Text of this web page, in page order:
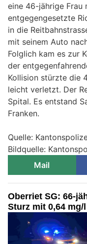
eine 46-jährige Frau
entgegengesetzte
in die
mit seinem Auto
Folglich kam es zur
der
Kollision stürzte die
leicht verletzt. Der
Spital. Es entstand
Franken.
Quelle:
Bildquelle:
Mail
Oberriet SG: 66-
Sturz mit 0,64 mg/